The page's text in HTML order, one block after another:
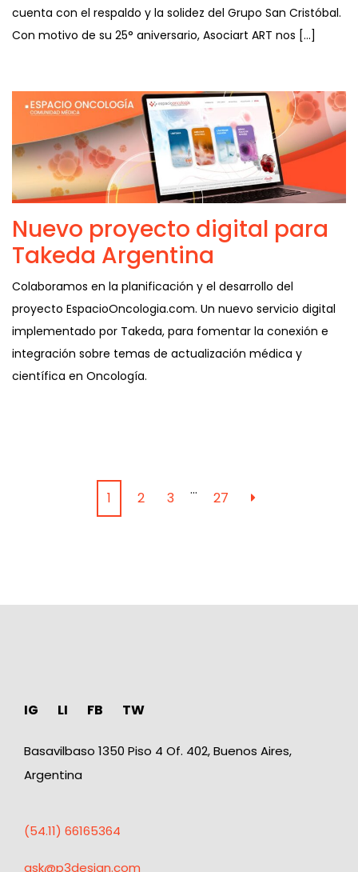
cuenta con el respaldo y la solidez del Grupo San Cristóbal.
Con motivo de su 25° aniversario, Asociart ART nos […]
Nuevo proyecto digital para
Takeda Argentina
Colaboramos en la planificación y el desarrollo del
proyecto EspacioOncologia.com. Un nuevo servicio digital
implementado por Takeda, para fomentar la conexión e
integración sobre temas de actualización médica y
científica en Oncología.
1 2 3 … 27
IG LI FB TW
Basavilbaso 1350 Piso 4 Of. 402, Buenos Aires,
Argentina
(54.11) 66165364
ask@p3design.com